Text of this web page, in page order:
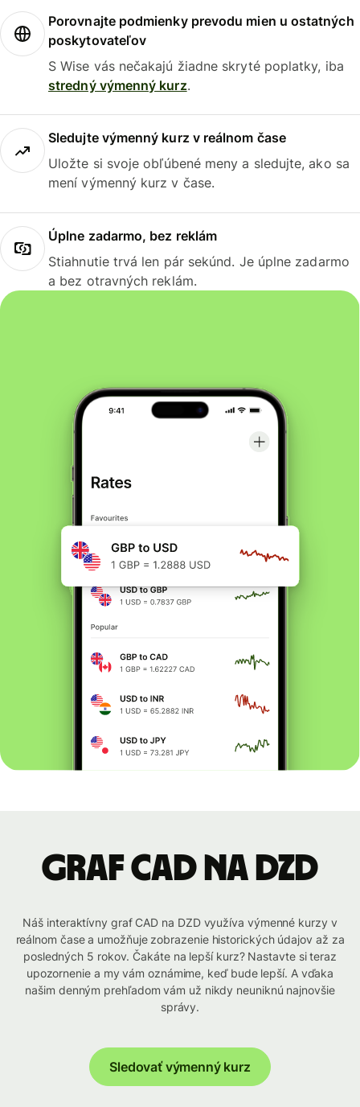
Porovnajte podmienky prevodu mien u ostatných
poskytovateľov
S Wise vás nečakajú žiadne skryté poplatky, iba
stredný výmenný kurz.
Sledujte výmenný kurz v reálnom čase
Uložte si svoje obľúbené meny a sledujte, ako sa
mení výmenný kurz v čase.
Úplne zadarmo, bez reklám
Stiahnutie trvá len pár sekúnd. Je úplne zadarmo
a bez otravných reklám.
graf CAD na DZD
Náš interaktívny graf CAD na DZD využíva výmenné kurzy v
reálnom čase a umožňuje zobrazenie historických údajov až za
posledných 5 rokov. Čakáte na lepší kurz? Nastavte si teraz
upozornenie a my vám oznámime, keď bude lepší. A vďaka
našim denným prehľadom vám už nikdy neuniknú najnovšie
správy.
Sledovať výmenný kurz